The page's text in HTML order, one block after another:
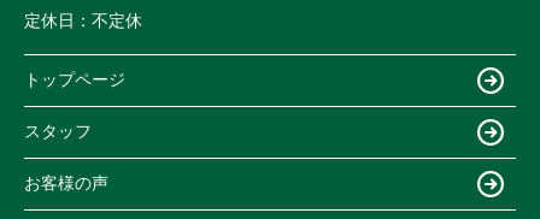
定休日： 不定休
トップページ
スタッフ
お客様の声